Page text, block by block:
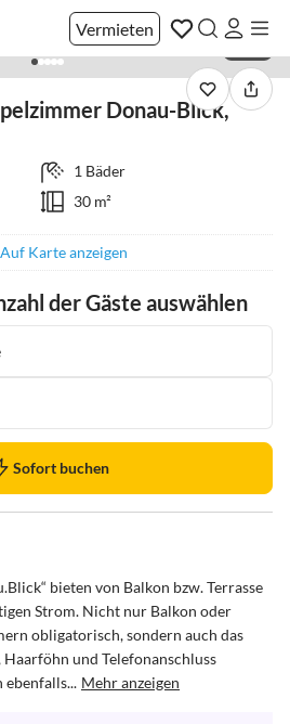
Vermieten
Donau-Blick,
1 Bäder
30 m²
Auf Karte anzeigen
der Gäste auswählen
Sofort buchen
bieten von Balkon bzw. Terrasse
Strom. Nicht nur Balkon oder
obligatorisch, sondern auch das
Haarföhn und Telefonanschluss
ebenfalls... Mehr anzeigen